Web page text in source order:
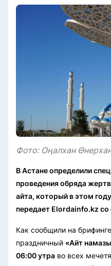
Фото: Оңалхан
В Астане определили
проведения обряда
айта, который в этом
передает Elordainfo.kz
Как сообщили на
праздничный «Айт
06:00 утра во всех